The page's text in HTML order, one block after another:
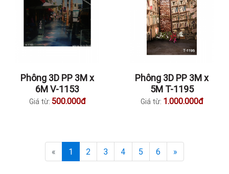
Phông 3D PP 3M x
6M V-1153
Giá từ: 500.000đ
Phông 3D PP 3M x
5M T-1195
Giá từ: 1.000.000đ
« 1 2 3 4 5 6 »